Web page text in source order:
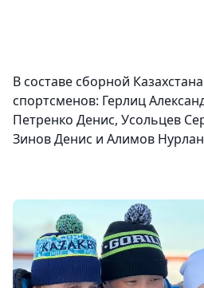
В составе сборной
спортсменов: Герлиц
Петренко Денис, Усольцев
Зинов Денис и Алимов